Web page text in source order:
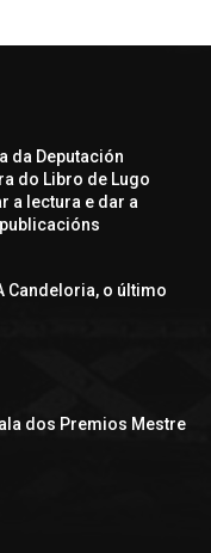
da Deputación
do Libro de Lugo
a lectura e dar a
Candeloria, o último
dos Premios Mestre